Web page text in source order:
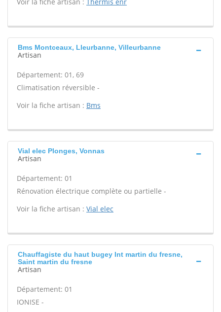
Bms Montceaux, Lleurbanne, Villeurbanne
Artisan
Département: 01, 69
Climatisation réversible -
Voir la fiche artisan : Bms
Vial elec Plonges, Vonnas
Artisan
Département: 01
Rénovation électrique complète ou partielle -
Voir la fiche artisan : Vial elec
Chauffagiste du haut bugey Int martin du fresne,
Saint martin du fresne
Artisan
Département: 01
IONISE -